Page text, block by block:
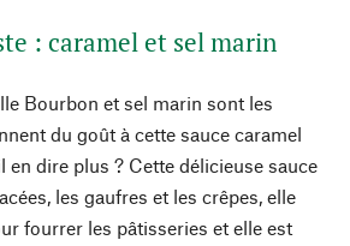
: caramel et sel marin
Bourbon et sel marin sont les
du goût à cette sauce caramel
dire plus ? Cette délicieuse sauce
les gaufres et les crêpes, elle
fourrer les pâtisseries et elle est